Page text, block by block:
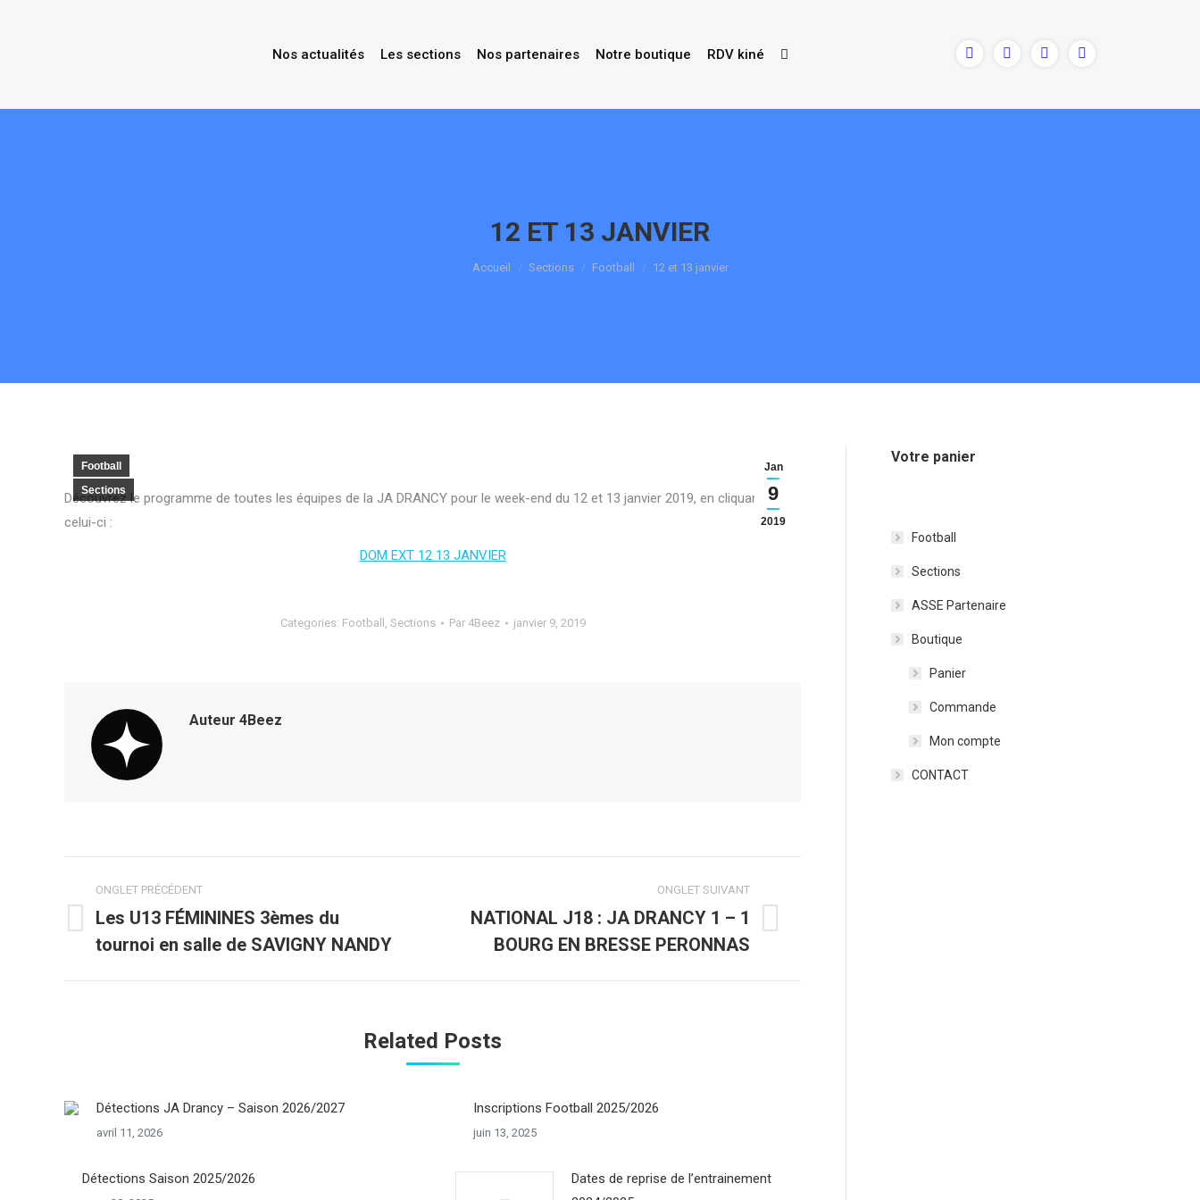
Nos actualités Les sections Nos partenaires Notre boutique RDV kiné
12 ET 13 JANVIER
Vous êtes ici :
Accueil Sections Football 12 et 13 janvier
Jan
9
2019
Football
Sections
Découvrez le programme de toutes les équipes de la JA DRANCY pour le week-end du 12 et 13 janvier 2019, en cliquant sur
celui-ci :
DOM EXT 12 13 JANVIER
Categories: Football , Sections Par 4Beez janvier 9, 2019
Auteur 4Beez
Navigation
de
commentaire
ONGLET PRÉCÉDENT
Onglet
précédent
Les U13 FÉMININES 3èmes du
tournoi en salle de SAVIGNY NANDY
ONGLET SUIVANT
Onglet
NATIONAL J18 : JA DRANCY 1 – 1
BOURG EN BRESSE PERONNAS
Related Posts
Détections JA Drancy – Saison 2026/2027
avril 11, 2026
Inscriptions Football 2025/2026
juin 13, 2025
Détections Saison 2025/2026
Dates de reprise de l’entrainement
Votre panier
Football
Sections
ASSE Partenaire
Boutique
Panier
Commande
Mon compte
CONTACT